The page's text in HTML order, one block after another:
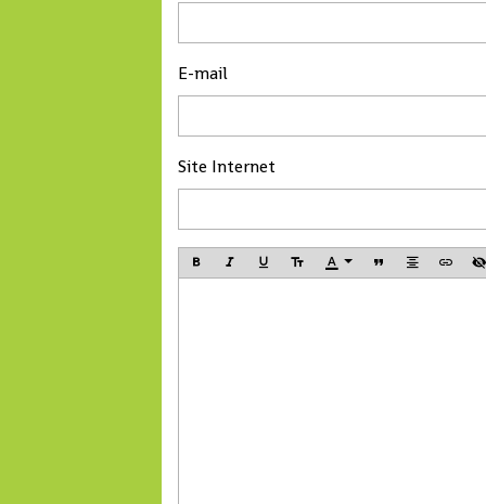
compétitivité du
a déclaré Madame
générale de
Terminal.
E-mail
Site Internet